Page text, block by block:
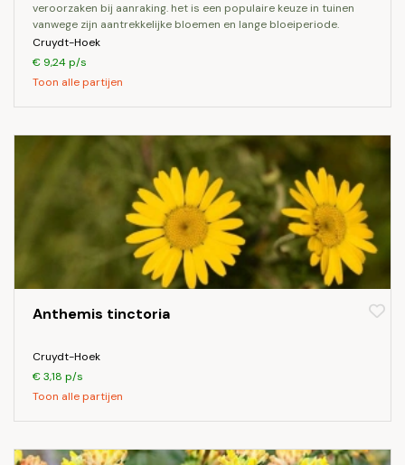
veroorzaken bij aanraking. het is een populaire keuze in tuinen
vanwege zijn aantrekkelijke bloemen en lange bloeiperiode.
Cruydt-Hoek
€ 9,24 p/s
Toon alle partijen
Anthemis tinctoria
Cruydt-Hoek
€ 3,18 p/s
Toon alle partijen